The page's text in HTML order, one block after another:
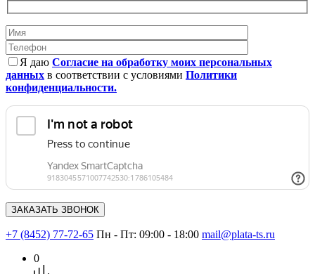
Я даю Согласие на обработку моих персональных
данных в соответствии с условиями Политики
конфиденциальности.
+7 (8452) 77-72-65 Пн - Пт: 09:00 - 18:00 mail@plata-ts.ru
0